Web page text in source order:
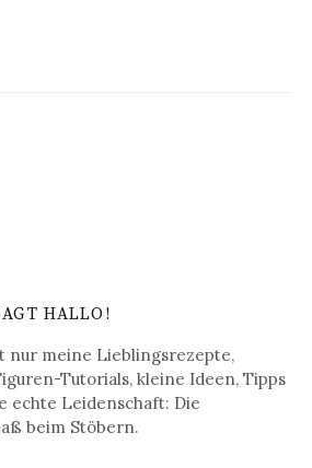
HALLO!
nur meine Lieblingsrezepte,
Tutorials, kleine Ideen, Tipps
echte Leidenschaft: Die
beim Stöbern.